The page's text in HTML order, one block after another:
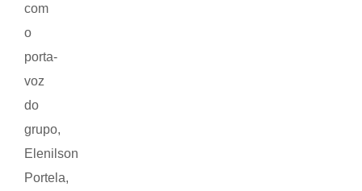
com
o
porta-
voz
do
grupo,
Elenilson
Portela,